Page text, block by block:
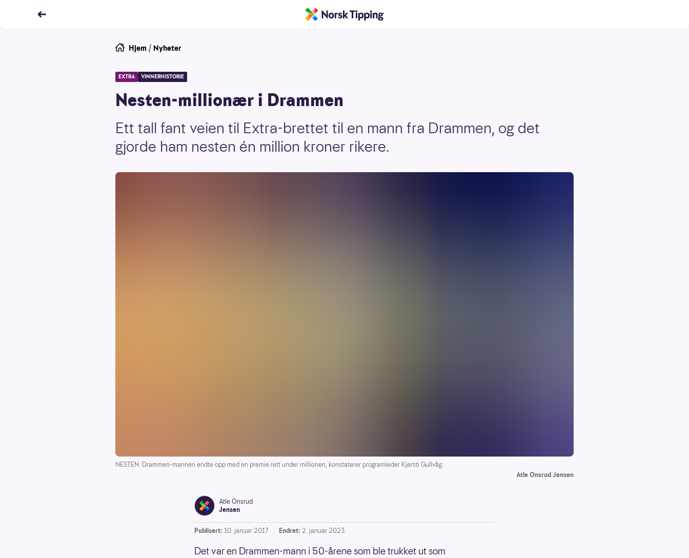
Hjem / Nyheter
EXTRA VINNERHISTORIE
Nesten-millionær i Drammen
Ett tall fant veien til Extra-brettet til en mann fra Drammen, og det
gjorde ham nesten én million kroner rikere.
NESTEN: Drammen-mannen endte opp med en premie rett under millionen, konstaterer programleder Kjersti Gullvåg.
Atle Onsrud Jensen
Atle Onsrud
Jensen
Publisert: 10. januar 2017 Endret: 2. januar 2023
Det var en Drammen-mann i 50-årene som ble trukket ut som